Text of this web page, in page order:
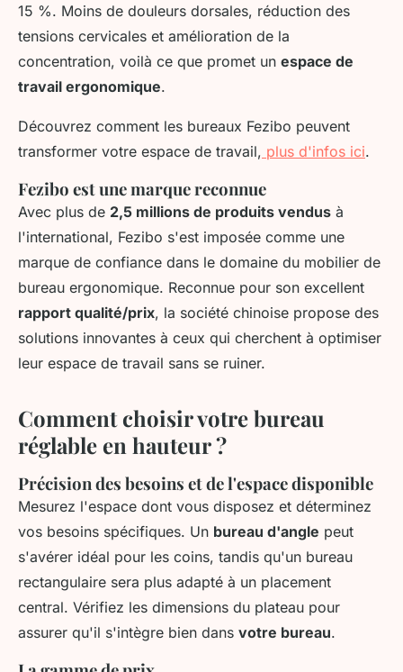
15 %. Moins de douleurs dorsales, réduction des
tensions cervicales et amélioration de la
concentration, voilà ce que promet un espace de
travail ergonomique.
Découvrez comment les bureaux Fezibo peuvent
transformer votre espace de travail, plus d'infos ici.
Fezibo est une marque reconnue
Avec plus de 2,5 millions de produits vendus à
l'international, Fezibo s'est imposée comme une
marque de confiance dans le domaine du mobilier de
bureau ergonomique. Reconnue pour son excellent
rapport qualité/prix, la société chinoise propose des
solutions innovantes à ceux qui cherchent à optimiser
leur espace de travail sans se ruiner.
Comment choisir votre bureau
réglable en hauteur ?
Précision des besoins et de l'espace disponible
Mesurez l'espace dont vous disposez et déterminez
vos besoins spécifiques. Un bureau d'angle peut
s'avérer idéal pour les coins, tandis qu'un bureau
rectangulaire sera plus adapté à un placement
central. Vérifiez les dimensions du plateau pour
assurer qu'il s'intègre bien dans votre bureau.